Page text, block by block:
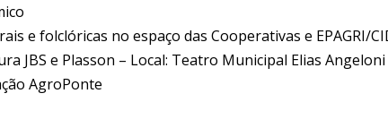
e folclóricas no espaço das Cooperativas e EPAGRI/
JBS e Plasson – Local: Teatro Municipal Elias Angeloni
AgroPonte